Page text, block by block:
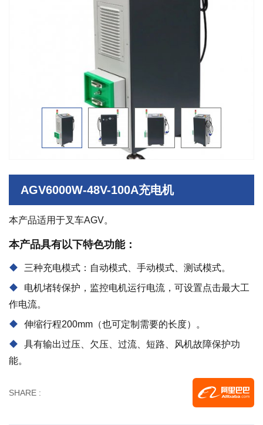
AGV6000W-48V-100A充电机
本产品适用于叉车AGV。
本产品具有以下特色功能：
三种充电模式：自动模式、手动模式、测试模式。
电机堵转保护，监控电机运行电流，可设置点击最大工
作电流。
伸缩行程200mm（也可定制需要的长度）。
具有输出过压、欠压、过流、短路、风机故障保护功
能。
SHARE :